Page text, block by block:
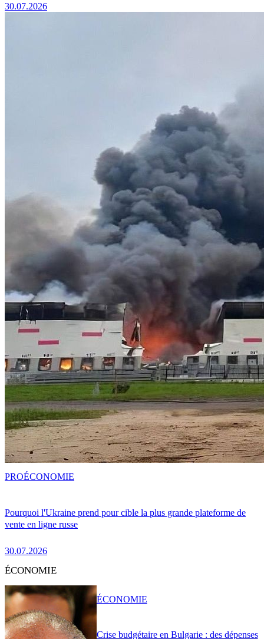
30.07.2026
Pourquoi l'Ukraine prend pour cible la plus grande plateforme de
vente en ligne russe
30.07.2026
PROÉCONOMIE
ÉCONOMIE
Crise budgétaire en Bulgarie : des dépenses
ÉCONOMIE